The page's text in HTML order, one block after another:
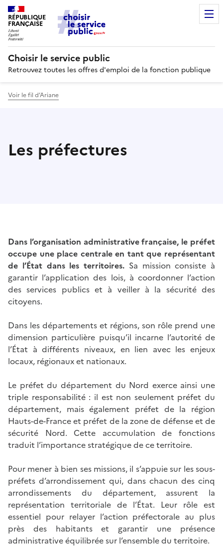
RÉPUBLIQUE
FRANÇAISE
Choisir le service public
Retrouvez toutes les offres d'emploi de la fonction publique
Voir le fil d’Ariane
Les préfectures
Dans l’organisation administrative française, le préfet
occupe une place centrale en tant que représentant
de l’État dans les territoires. Sa mission consiste à
garantir l’application des lois, à coordonner l’action
des services publics et à veiller à la sécurité des
citoyens.
Dans les départements et régions, son rôle prend une
dimension particulière puisqu’il incarne l’autorité de
l’État à différents niveaux, en lien avec les enjeux
locaux, régionaux et nationaux.
Le préfet du département du Nord exerce ainsi une
triple responsabilité : il est non seulement préfet du
département, mais également préfet de la région
Hauts-de-France et préfet de la zone de défense et de
sécurité Nord. Cette accumulation de fonctions
traduit l’importance stratégique de ce territoire.
Pour mener à bien ses missions, il s’appuie sur les sous-
préfets d’arrondissement qui, dans chacun des cinq
arrondissements du département, assurent la
représentation territoriale de l’État. Leur rôle est
essentiel pour relayer l’action préfectorale au plus
près des habitants et garantir une présence
administrative équilibrée sur l’ensemble du territoire.